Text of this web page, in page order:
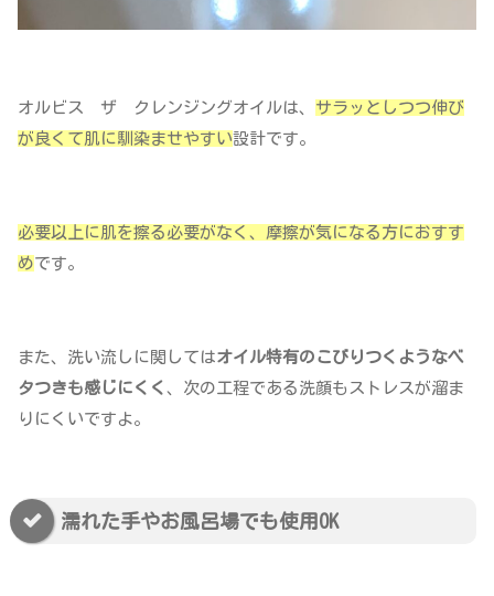
オルビス ザ クレンジングオイルは、 サラッとしつつ伸び
が良くて肌に馴染ませやすい設計です。
必要以上に肌を擦る必要がなく、摩擦が気になる方におすす
めです。
また、洗い流しに関してはオイル特有のこびりつくようなベ
タつきも感じにくく 、次の工程である洗顔もストレスが溜ま
りにくいですよ。
濡れた手やお風呂場でも使用OK